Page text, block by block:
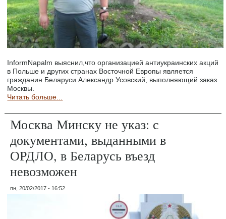
InformNapalm выяснил,что организацией антиукраинских акций
в Польше и других странах Восточной Европы является
гражданин Беларуси Александр Усовский, выполняющий заказ
Москвы.
Читать больше...
Москва Минску не указ: с
документами, выданными в
ОРДЛО, в Беларусь въезд
невозможен
пн, 20/02/2017 - 16:52